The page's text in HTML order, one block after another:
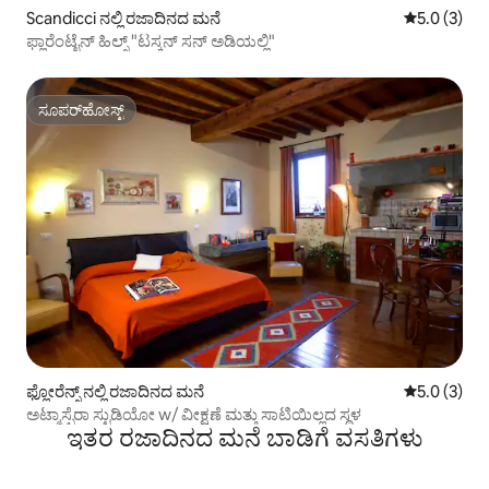
Scandicci ನಲ್ಲಿ ರಜಾದಿನದ ಮನೆ 5 ರಲ್ಲಿ 5.0
5.0 (3)
ಫ್ಲಾರೆಂಟೈನ್ ಹಿಲ್ಸ್ "ಟಸ್ಕನ್ ಸನ್ ಅಡಿಯಲ್ಲಿ"
ಸೂಪರ್‌ಹೋಸ್ಟ್
ಸೂಪರ್‌ಹೋಸ್ಟ್
ಫ್ಲೋರೆನ್ಸ್ ನಲ್ಲಿ ರಜಾದಿನದ ಮನೆ 5 ರಲ್ಲಿ 5.0
5.0 (3)
ಅಟ್ಮಾಸ್ಫೆರಾ ಸ್ಟುಡಿಯೋ w/ ವೀಕ್ಷಣೆ ಮತ್ತು ಸಾಟಿಯಿಲ್ಲದ ಸ್ಥಳ
ಇತರ ರಜಾದಿನದ ಮನೆ ಬಾಡಿಗೆ ವಸತಿಗಳು